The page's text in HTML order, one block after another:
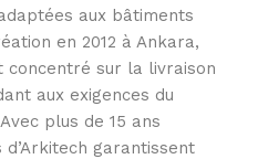
aux bâtiments
en 2012 à Ankara,
concentré sur la livraison
aux exigences du
plus de 15 ans
d’Arkitech garantissent